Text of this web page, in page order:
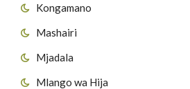
Kongamano
Mashairi
Mjadala
Mlango wa Hija